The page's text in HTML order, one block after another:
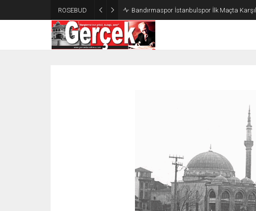
ROSEBUD Bandırmaspor İstanbulspor İlk Maçta